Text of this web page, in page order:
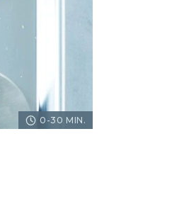
0-30 MIN.